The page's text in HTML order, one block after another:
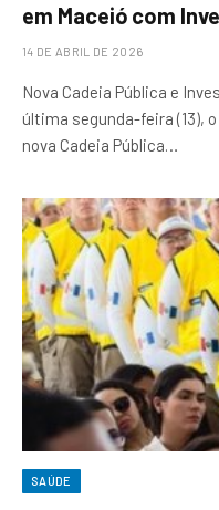
em Maceió com
14 DE ABRIL DE 2026
Nova Cadeia Pública e
última segunda-feira (13),
nova Cadeia Pública…
SAÚDE